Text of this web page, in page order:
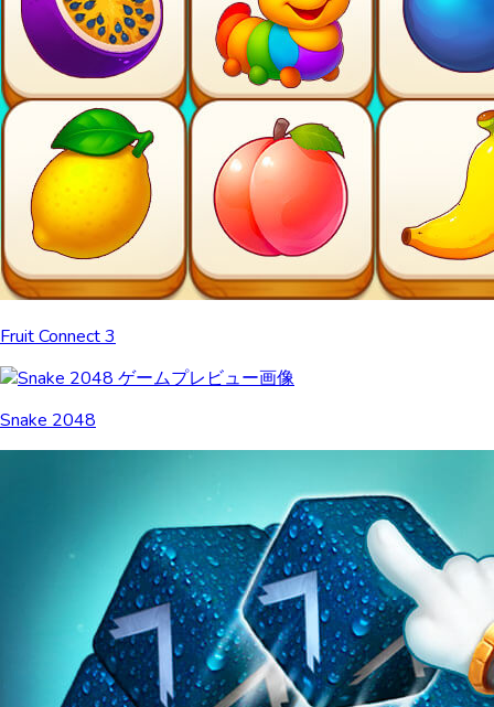
Fruit Connect 3
Snake 2048